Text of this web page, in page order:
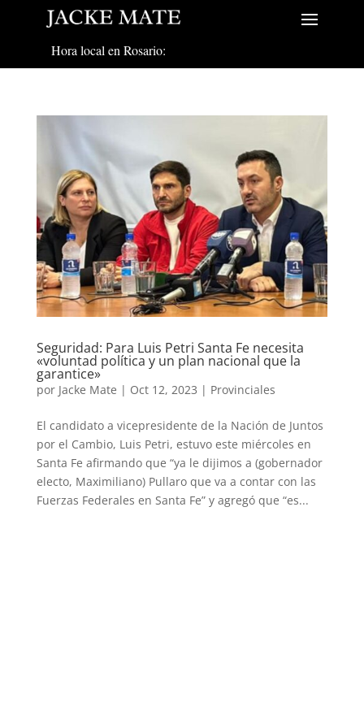
Hora local en Rosario:
Seguridad: Para Luis Petri Santa Fe necesita
«voluntad política y un plan nacional que la
garantice»
por Jacke Mate | Oct 12, 2023 | Provinciales
El candidato a vicepresidente de la Nación de Juntos
por el Cambio, Luis Petri, estuvo este miércoles en
Santa Fe afirmando que “ya le dijimos a (gobernador
electo, Maximiliano) Pullaro que va a contar con las
Fuerzas Federales en Santa Fe” y agregó que “es...